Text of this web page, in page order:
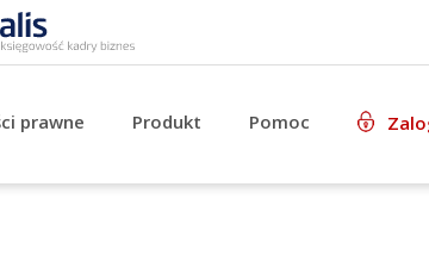
prawne Produkt Pomoc